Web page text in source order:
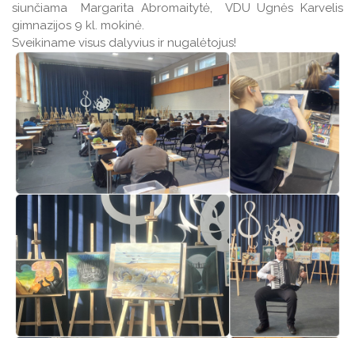
siunčiama Margarita Abromaitytė, VDU Ugnės Karvelis
gimnazijos 9 kl. mokinė.
Sveikiname visus dalyvius ir nugalėtojus!